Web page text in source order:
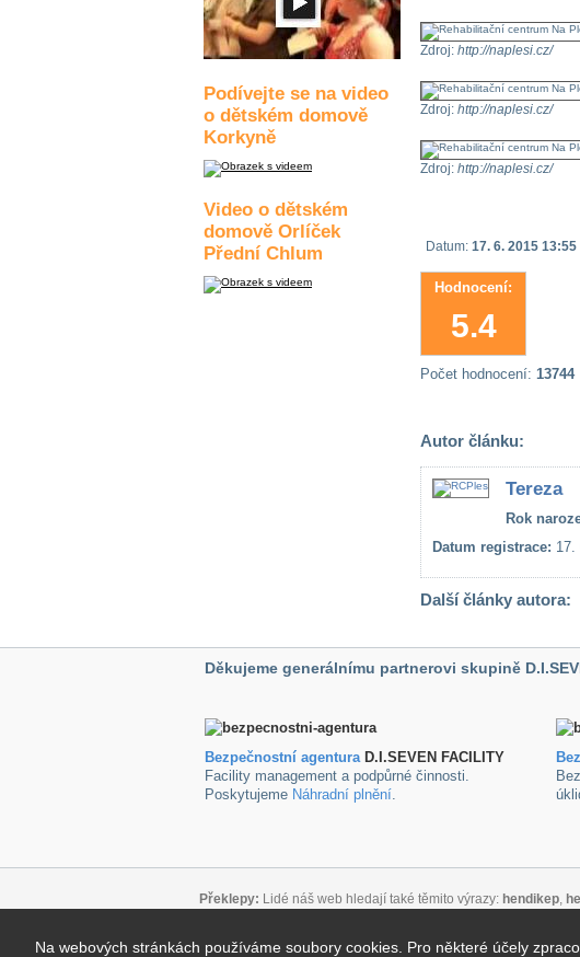
Podívejte se na video
o dětském domově
Korkyně
Video o dětském
domově Orlíček
Přední Chlum
Zdroj: http://naplesi.cz/
Zdroj: http://naplesi.cz/
Zdroj: http://naplesi.cz/
Datum: 17. 6. 2015 13:55
Hodnocení:
5.4
Počet hodnocení: 13744
Autor článku:
Tereza
Rok
Datum registrace: 17.
Další články autora:
Děkujeme generálnímu partnerovi skupině
Bezpečnostní agenturaD.I.SEVEN FACILITY
Facility management a podpůrné činnosti.
Poskytujeme Náhradní plnění.
B
Překlepy: Lidé náš web hledají také těmito výrazy: hendikep,
Podmínky pro užívání blogu|Mapa stránek|Kontakt
Na webových stránkách používáme soubory cookies. Pro některé účely